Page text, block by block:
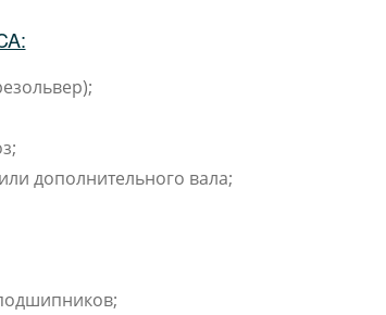
дополнительного вала;